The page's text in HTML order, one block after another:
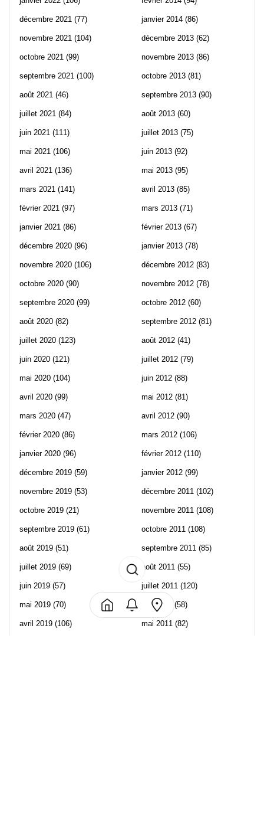
décembre 2021 (77)
novembre 2021 (104)
octobre 2021 (99)
septembre 2021 (100)
août 2021 (46)
juillet 2021 (84)
juin 2021 (111)
mai 2021 (106)
avril 2021 (136)
mars 2021 (141)
février 2021 (97)
janvier 2021 (86)
décembre 2020 (96)
novembre 2020 (106)
octobre 2020 (90)
septembre 2020 (99)
août 2020 (82)
juillet 2020 (123)
juin 2020 (121)
mai 2020 (104)
avril 2020 (99)
mars 2020 (47)
février 2020 (86)
janvier 2020 (96)
décembre 2019 (59)
novembre 2019 (53)
octobre 2019 (21)
septembre 2019 (61)
août 2019 (51)
juillet 2019 (69)
juin 2019 (57)
mai 2019 (70)
avril 2019 (106)
janvier 2014 (86)
décembre 2013 (62)
novembre 2013 (86)
octobre 2013 (81)
septembre 2013 (90)
août 2013 (60)
juillet 2013 (75)
juin 2013 (92)
mai 2013 (95)
avril 2013 (85)
mars 2013 (71)
février 2013 (67)
janvier 2013 (78)
décembre 2012 (83)
novembre 2012 (78)
octobre 2012 (60)
septembre 2012 (81)
août 2012 (41)
juillet 2012 (79)
juin 2012 (88)
mai 2012 (81)
avril 2012 (90)
mars 2012 (106)
février 2012 (110)
janvier 2012 (99)
décembre 2011 (102)
novembre 2011 (108)
octobre 2011 (108)
septembre 2011 (85)
août 2011 (55)
juillet 2011 (120)
juin 2011 (58)
mai 2011 (82)